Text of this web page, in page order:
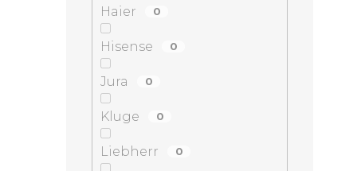
Haier 0
Hisense 0
Jura 0
Kluge 0
Liebherr 0